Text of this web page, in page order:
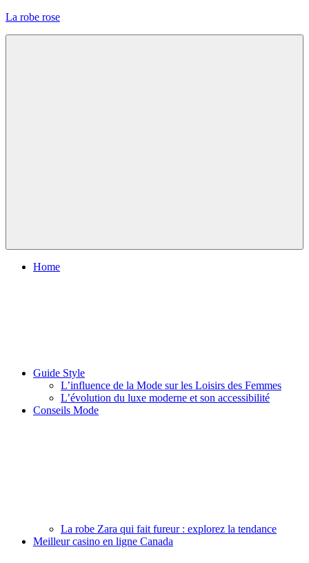
Skip
La robe rose
Home
Guide Style
L’influence de la Mode sur les Loisirs des Femmes
L’évolution du luxe moderne et son accessibilité
Conseils Mode
La robe Zara qui fait fureur : explorez la tendance
Meilleur casino en ligne Canada